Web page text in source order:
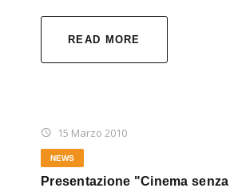
READ MORE
15 Marzo 2010
NEWS
Presentazione "Cinema